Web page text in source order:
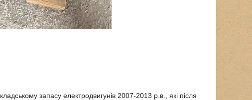
запасу електродвигунів 2007-2013 р.в., які після